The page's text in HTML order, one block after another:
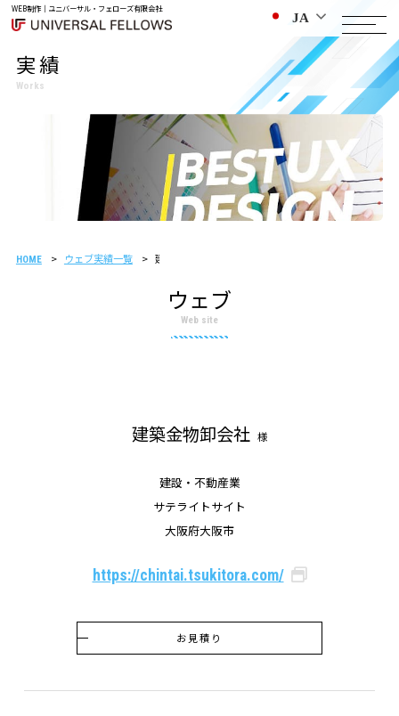
WEB制作｜ユニバーサル・フェローズ有限会社
実績
Works
HOME ウェブ実績一覧 建築金物卸会社様 制作事例
ウェブ
Web site
建築金物卸会社 様
建設・不動産業
サテライトサイト
大阪府大阪市
https://chintai.tsukitora.com/
お見積り
JA